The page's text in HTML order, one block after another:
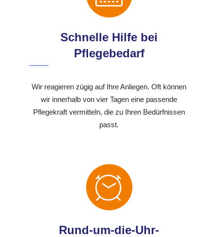
Schnelle Hilfe bei
Pflegebedarf
Wir reagieren zügig auf Ihre Anliegen. Oft können
wir innerhalb von vier Tagen eine passende
Pflegekraft vermitteln, die zu Ihren Bedürfnissen
passt.
Rund-um-die-Uhr-